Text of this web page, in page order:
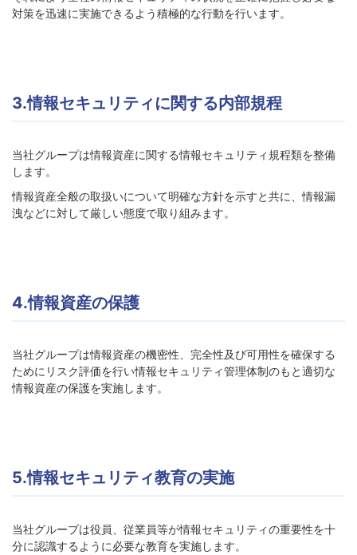
対策を迅速に実施できるよう積極的な行動を行います。
3.情報セキュリティに関する内部規程
当社グループは情報資産に関する情報セキュリティ規程類を整備
します。
情報資産全般の取扱いについて明確な方針を示すと共に、情報漏
洩などに対して厳しい態度で取り組みます。
4.情報資産の保護
当社グループは情報資産の機密性、完全性及び可用性を確保する
ためにリスク評価を行い情報セキュリティ管理体制のもと適切な
情報資産の保護を実施します。
5.情報セキュリティ教育の実施
当社グループは役員、従業員等が情報セキュリティの重要性を十
分に認識するように必要な教育を実施します。